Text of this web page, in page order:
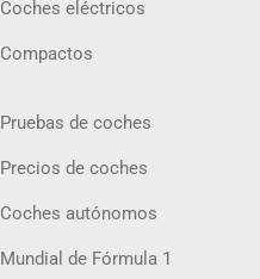
Coches eléctricos
Compactos
Pruebas de coches
Precios de coches
Coches autónomos
Mundial de Fórmula 1